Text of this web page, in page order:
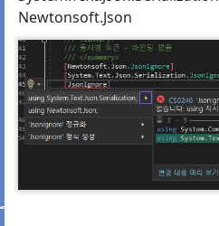
Newtonsoft.Json